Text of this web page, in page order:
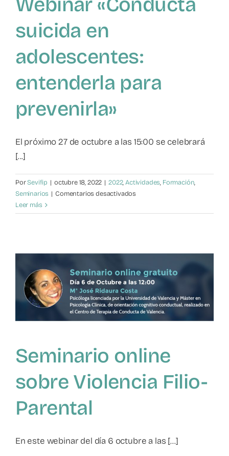
suicida en
adolescentes:
entenderla para
prevenirla»
El próximo 27 de octubre a las 15:00 se celebrará
[...]
PorSevifip | octubre 18, 2022 | 2022,Actividades, Formación,
Seminarios | Comentarios desactivadosen
«Conducta
para
prevenirla»
Leer más
Seminario online
sobre Violencia Filio-
Parental
En este webinar del día 6 octubre a las [...]